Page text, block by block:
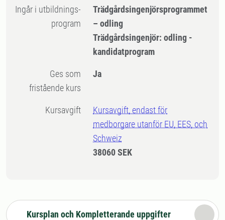
Ingår i utbildnings-
program
Trädgårdsingenjörsprogrammet
– odling
Trädgårdsingenjör: odling -
kandidatprogram
Ges som
fristående kurs
Ja
Kursavgift
Kursavgift, endast för
medborgare utanför EU, EES, och
Schweiz
38060 SEK
Kursplan och Kompletterande uppgifter